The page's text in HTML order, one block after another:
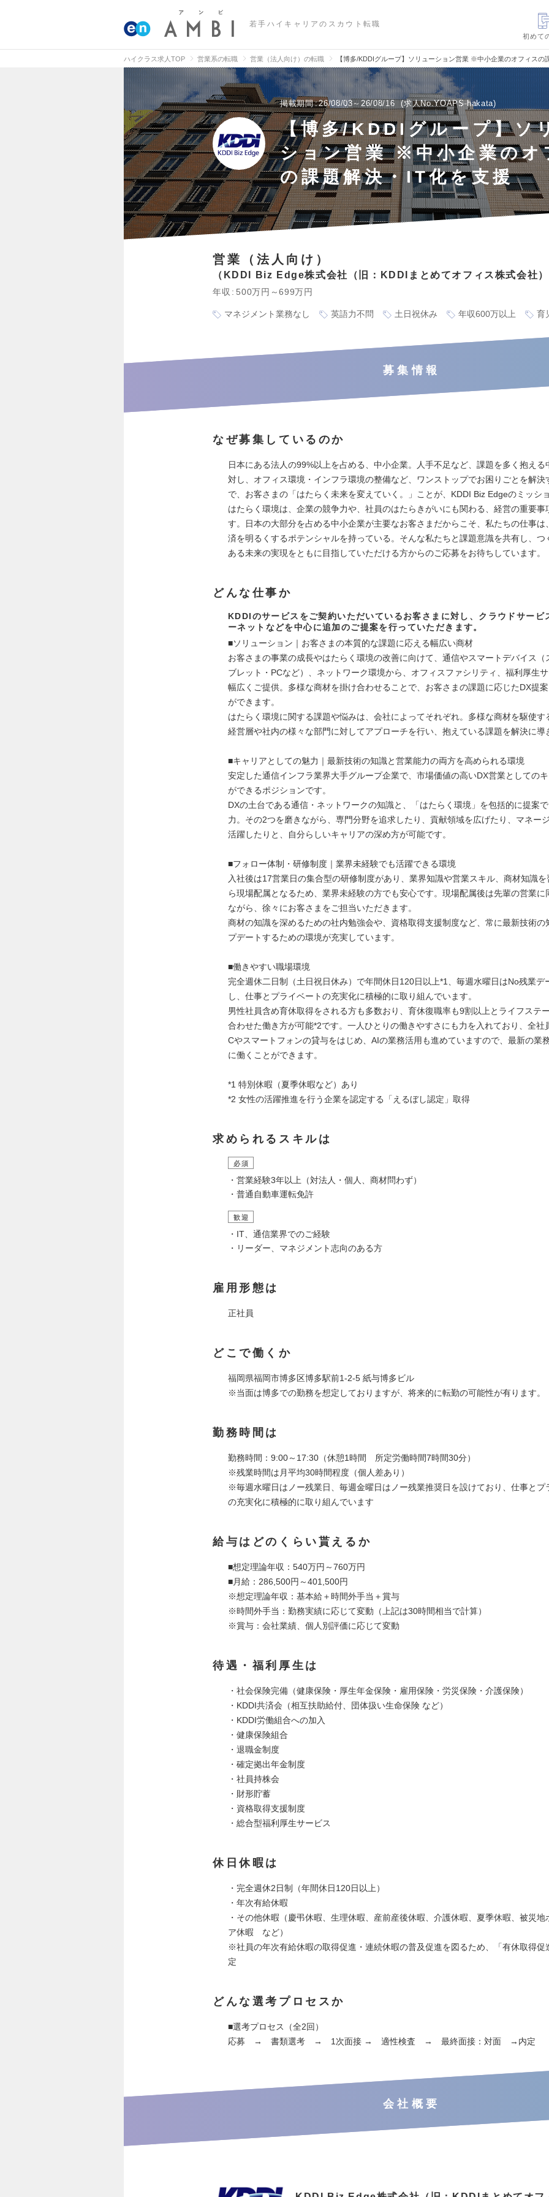
若手ハイキャリアのスカウト転職
初めて
ハイクラス求人TOP 営業系の転職 営業（法人向け）の転職 【博多/KDDIグループ】ソリューション営業 ※中小企業のオフィスの
掲載期間 26/08/03～26/08/16 求人No.YOAPS-hakata
【博多/KDDIグループ】ソ
ション営業 ※中小企業のオ
の課題解決・IT化を支援
営業（法人向け）
KDDI Biz Edge株式会社（旧：KDDIまとめてオフィス株式会社）
年収 500万円～699万円
マネジメント業務なし 英語力不問 土日祝休み 年収600万以上 育
募集情報
なぜ募集しているのか
日本にある法人の99%以上を占める、中小企業。人手不足など、課題を多く抱える
対し、オフィス環境・インフラ環境の整備など、ワンストップでお困りごとを解決
で、お客さまの「はたらく未来を変えていく。」ことが、KDDI Biz Edgeのミッショ
はたらく環境は、企業の競争力や、社員のはたらきがいにも関わる、経営の重要事
す。日本の大部分を占める中小企業が主要なお客さまだからこそ、私たちの仕事は
済を明るくするポテンシャルを持っている。そんな私たちと課題意識を共有し、つ
ある未来の実現をともに目指していただける方からのご応募をお待ちしています。
どんな仕事か
KDDIのサービスをご契約いただいているお客さまに対し、クラウドサービ
ーネットなどを中心に追加のご提案を行っていただきます。
■ソリューション｜お客さまの本質的な課題に応える幅広い商材
お客さまの事業の成長やはたらく環境の改善に向けて、通信やスマートデバイス（
ブレット・PCなど）、ネットワーク環境から、オフィスファシリティ、福利厚生
幅広くご提供。多様な商材を掛け合わせることで、お客さまの課題に応じたDX提
ができます。
はたらく環境に関する課題や悩みは、会社によってそれぞれ。多様な商材を駆使す
経営層や社内の様々な部門に対してアプローチを行い、抱えている課題を解決に導
■キャリアとしての魅力｜最新技術の知識と営業能力の両方を高められる環境
安定した通信インフラ業界大手グループ企業で、市場価値の高いDX営業としての
ができるポジションです。
DXの土台である通信・ネットワークの知識と、「はたらく環境」を包括的に提案
力。その2つを磨きながら、専門分野を追求したり、貢献領域を広げたり、マネー
活躍したりと、自分らしいキャリアの深め方が可能です。
■フォロー体制・研修制度｜業界未経験でも活躍できる環境
入社後は17営業日の集合型の研修制度があり、業界知識や営業スキル、商材知識
ら現場配属となるため、業界未経験の方でも安心です。現場配属後は先輩の営業に
ながら、徐々にお客さまをご担当いただきます。
商材の知識を深めるための社内勉強会や、資格取得支援制度など、常に最新技術の
プデートするための環境が充実しています。
■働きやすい職場環境
完全週休二日制（土日祝日休み）で年間休日120日以上*1、毎週水曜日はNo残業デ
し、仕事とプライベートの充実化に積極的に取り組んでいます。
男性社員含め育休取得をされる方も多数おり、育休復職率も9割以上とライフステ
合わせた働き方が可能*2です。一人ひとりの働きやすさにも力を入れており、全社
Cやスマートフォンの貸与をはじめ、AIの業務活用も進めていますので、最新の業
に働くことができます。
*1 特別休暇（夏季休暇など）あり
*2 女性の活躍推進を行う企業を認定する「えるぼし認定」取得
求められるスキルは
必須
・営業経験3年以上（対法人・個人、商材問わず）
・普通自動車運転免許
歓迎
・IT、通信業界でのご経験
・リーダー、マネジメント志向のある方
雇用形態は
正社員
どこで働くか
福岡県福岡市博多区博多駅前1-2-5 紙与博多ビル
※当面は博多での勤務を想定しておりますが、将来的に転勤の可能性が有ります。
勤務時間は
勤務時間：9:00～17:30（休憩1時間 所定労働時間7時間30分）
※残業時間は月平均30時間程度（個人差あり）
※毎週水曜日はノー残業日、毎週金曜日はノー残業推奨日を設けており、仕事とプ
の充実化に積極的に取り組んでいます
給与はどのくらい貰えるか
■想定理論年収：540万円～760万円
■月給：286,500円～401,500円
※想定理論年収：基本給＋時間外手当＋賞与
※時間外手当：勤務実績に応じて変動（上記は30時間相当で計算）
※賞与：会社業績、個人別評価に応じて変動
待遇・福利厚生は
・社会保険完備（健康保険・厚生年金保険・雇用保険・労災保険・介護保険）
・KDDI共済会（相互扶助給付、団体扱い生命保険 など）
・KDDI労働組合への加入
・健康保険組合
・退職金制度
・確定拠出年金制度
・社員持株会
・財形貯蓄
・資格取得支援制度
・総合型福利厚生サービス
休日休暇は
・完全週休2日制（年間休日120日以上）
・年次有給休暇
・その他休暇（慶弔休暇、生理休暇、産前産後休暇、介護休暇、夏季休暇、被災地
ア休暇 など）
※社員の年次有給休暇の取得促進・連続休暇の普及促進を図るため、「有休取得促
定
どんな選考プロセスか
■選考プロセス（全2回）
応募 → 書類選考 → 1次面接 → 適性検査 → 最終面接：対面 →内定
会社概要